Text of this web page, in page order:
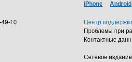
49-10
iPhone Android
Центр
Проблемы при
Контактные
Сетевое